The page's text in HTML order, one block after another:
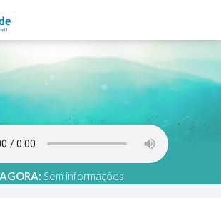
AGORA: Sem informações